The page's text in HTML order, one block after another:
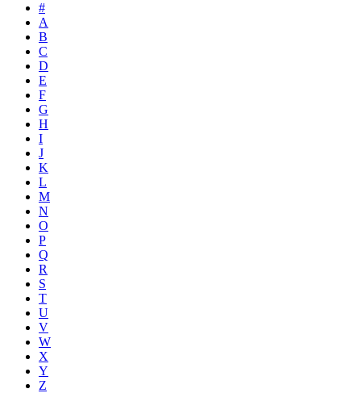
#
A
B
C
D
E
F
G
H
I
J
K
L
M
N
O
P
Q
R
S
T
U
V
W
X
Y
Z